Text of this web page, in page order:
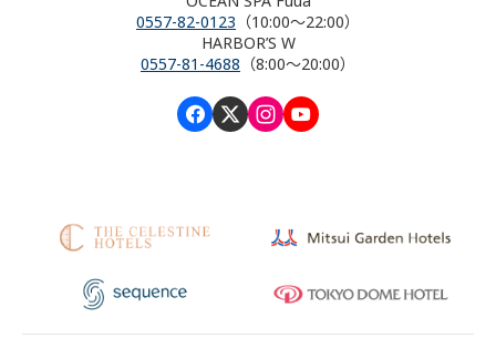
0557-82-0123 （10:00～22:00）
HARBOR’S W
0557-81-4688 （8:00～20:00）